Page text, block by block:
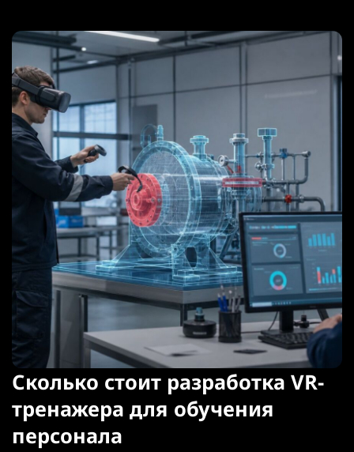
Сколько стоит разработка VR-
тренажера для обучения
персонала